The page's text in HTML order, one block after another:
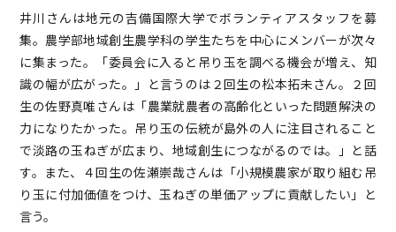
井川さんは地元の吉備国際大学でボランティアスタッフを募
集。農学部地域創生農学科の学生たちを中心にメンバーが次々
に集まった。「委員会に入ると吊り玉を調べる機会が増え、知
識の幅が広がった。」と言うのは２回生の松本拓未さん。２回
生の佐野真唯さんは「農業就農者の高齢化といった問題解決の
力になりたかった。吊り玉の伝統が島外の人に注目されること
で淡路の玉ねぎが広まり、地域創生につながるのでは。」と話
す。また、４回生の佐瀬崇哉さんは「小規模農家が取り組む吊
り玉に付加価値をつけ、玉ねぎの単価アップに貢献したい」と
言う。